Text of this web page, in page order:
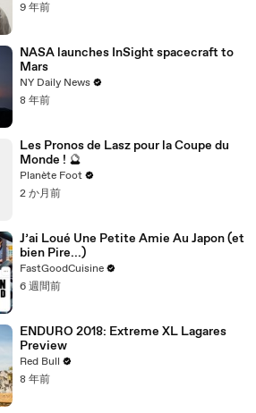
9 年前
NASA launches InSight spacecraft to
Mars
NY Daily News
8 年前
Les Pronos de Lasz pour la Coupe du
Monde ! 🔮
Planète Foot
2 か月前
J’ai Loué Une Petite Amie Au Japon (et
bien Pire...)
FastGoodCuisine
6 週間前
ENDURO 2018: Extreme XL Lagares
Preview
Red Bull
8 年前